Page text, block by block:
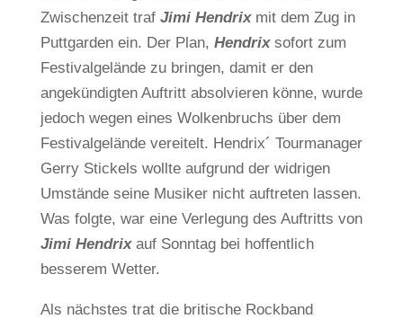
Zwischenzeit traf Jimi Hendrixmit dem Zug in
Puttgarden ein. Der Plan, Hendrix sofort zum
Festivalgelände zu bringen, damit er den
angekündigten Auftritt absolvieren könne, wurde
jedoch wegen eines Wolkenbruchs über dem
Festivalgelände vereitelt. Hendrix´ Tourmanager
Gerry Stickels wollte aufgrund der widrigen
Umstände seine Musiker nicht auftreten lassen.
Was folgte, war eine Verlegung des Auftritts von
Jimi Hendrixauf Sonntag bei hoffentlich
besserem Wetter.
Als nächstes trat die britische Rockband